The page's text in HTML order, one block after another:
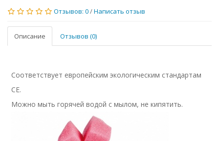
Отзывов: 0/Написать отзыв
Описание Отзывов (0)
Соответствует европейским экологическим стандартам
СЕ.
Можно мыть горячей водой с мылом, не кипятить.